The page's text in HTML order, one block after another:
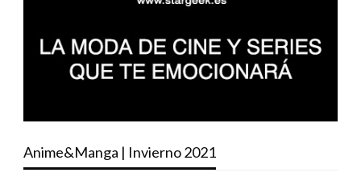
Anime&Manga | Invierno 2021